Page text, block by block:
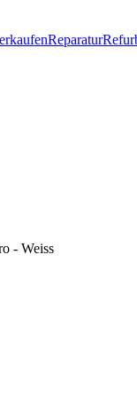
Reparatur
- Weiss